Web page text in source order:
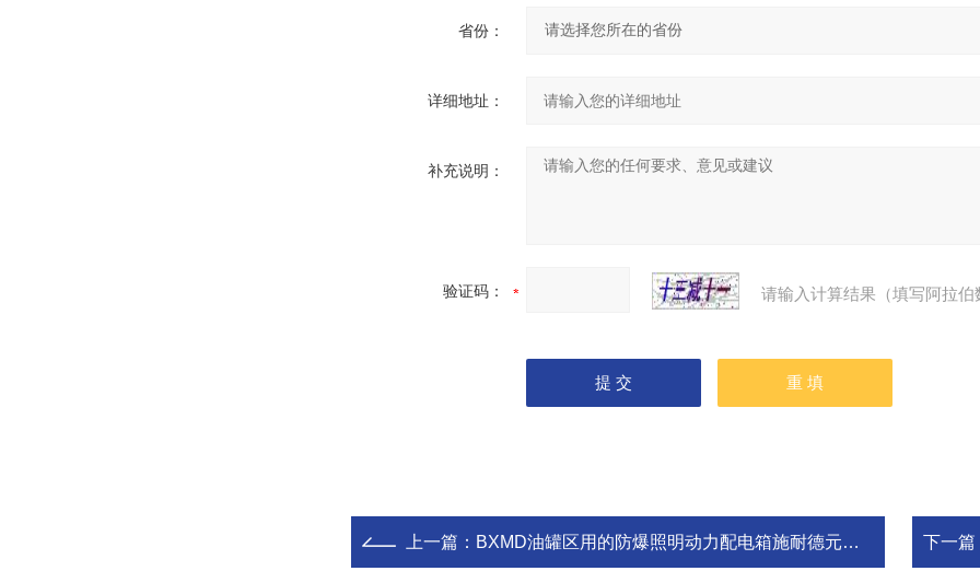
省份：
详细地址：
补充说明：
验证码： 请输入计算结果（填写阿拉
上一篇： BXMD油罐区用的防爆照明动力配电箱施耐德元件加工 下一篇